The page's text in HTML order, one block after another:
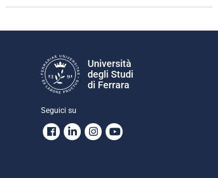
Università
degli Studi
di Ferrara
Seguici su
Facebook
LinkedinInstagram
Youtube